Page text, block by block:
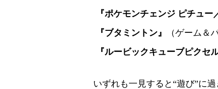
『ポケモンチェンジ ピチュー
『ブタミントン』
（ゲーム＆
『ルービックキューブピクセル
いずれも一見すると“遊び”に